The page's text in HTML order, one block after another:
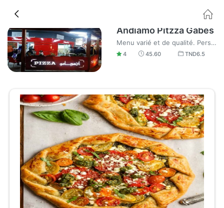
Andiamo Pitzza Gabes
Menu varié et de qualité. Personnel aimable et sympa, je recommande.
4 45.60 TND6.5